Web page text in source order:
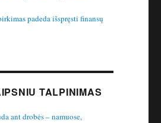
padeda išspręsti finansų
TALPINIMAS
ant drobės – namuose,